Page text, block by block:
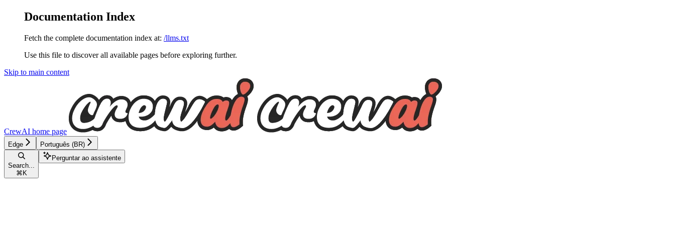
Documentation Index
Fetch the complete documentation index at: /llms.txt
Use this file to discover all available pages before exploring further.
Skip to main content
CrewAI home page
Edge Português (BR)
Search...
⌘ K
Perguntar ao assistente